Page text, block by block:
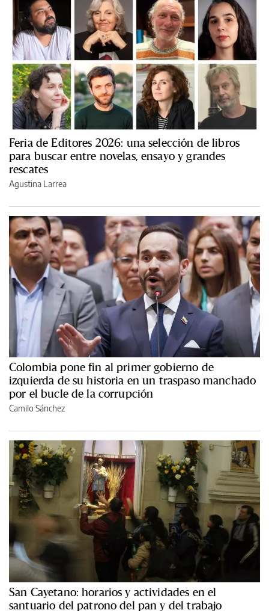
Feria de Editores 2026: una selección de libros
para buscar entre novelas, ensayo y grandes
rescates
Agustina Larrea
Colombia pone fin al primer gobierno de
izquierda de su historia en un traspaso manchado
por el bucle de la corrupción
Camilo Sánchez
San Cayetano: horarios y actividades en el
santuario del patrono del pan y del trabajo